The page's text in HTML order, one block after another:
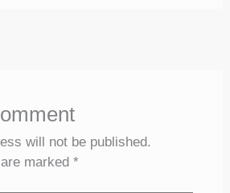
will not be published.
marked *